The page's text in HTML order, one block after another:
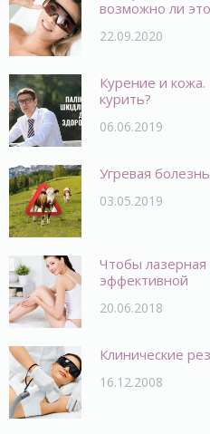
возможно ли
22.09.2020
Курение и
курить?
06.06.2019
Угревая
03.05.2019
Чтобы
эффективной
20.06.2018
Клинические
16.12.2008